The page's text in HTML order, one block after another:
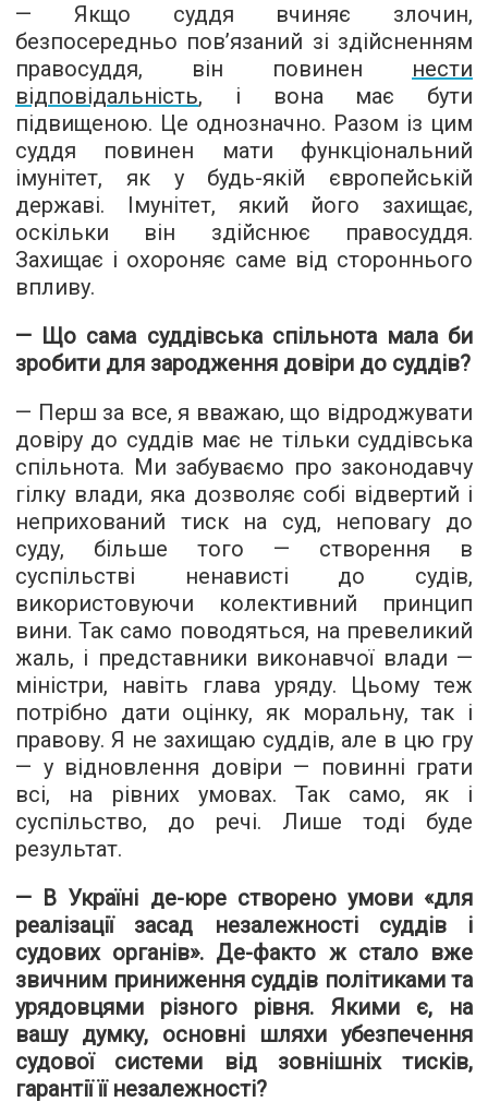
— Якщо суддя вчиняє злочин,
безпосередньо пов’язаний зі здійсненням
правосуддя, він повинен нести
відповідальність, і вона має бути
підвищеною. Це однозначно. Разом із цим
суддя повинен мати функціональний
імунітет, як у будь-якій європейській
державі. Імунітет, який його захищає,
оскільки він здійснює правосуддя.
Захищає і охороняє саме від стороннього
впливу.
— Що сама суддівська спільнота мала би
зробити для зародження довіри до суддів?
— Перш за все, я вважаю, що відроджувати
довіру до суддів має не тільки суддівська
спільнота. Ми забуваємо про законодавчу
гілку влади, яка дозволяє собі відвертий і
неприхований тиск на суд, неповагу до
суду, більше того — створення в
суспільстві ненависті до судів,
використовуючи колективний принцип
вини. Так само поводяться, на превеликий
жаль, і представники виконавчої влади —
міністри, навіть глава уряду. Цьому теж
потрібно дати оцінку, як моральну, так і
правову. Я не захищаю суддів, але в цю гру
— у відновлення довіри — повинні грати
всі, на рівних умовах. Так само, як і
суспільство, до речі. Лише тоді буде
результат.
— В Україні де-юре створено умови «для
реалізації засад незалежності суддів і
судових органів». Де-факто ж стало вже
звичним приниження суддів політиками та
урядовцями різного рівня. Якими є, на
вашу думку, основні шляхи убезпечення
судової системи від зовнішніх тисків,
гарантії її незалежності?